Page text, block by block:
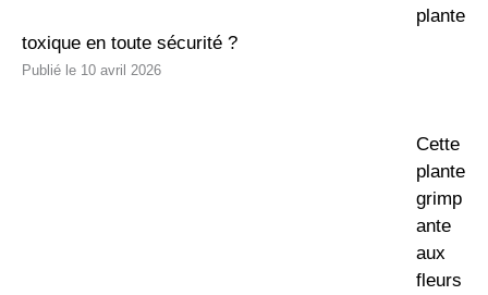
plante
toxique en toute sécurité ?
10 avril 2026
Cette
plante
grimp
ante
aux
fleurs